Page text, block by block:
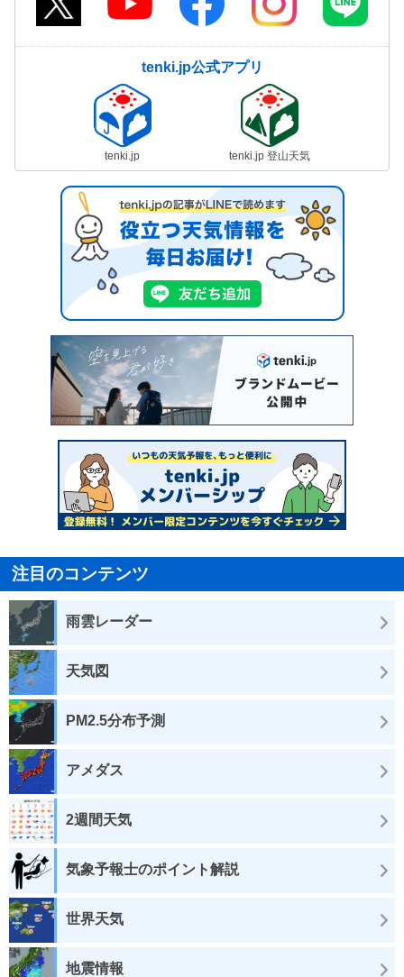
tenki.jp公式アプリ
tenki.jp tenki.jp 登山天気
注目のコンテンツ
雨雲レーダー
天気図
PM2.5分布予測
アメダス
2週間天気
気象予報士のポイント解説
世界天気
地震情報